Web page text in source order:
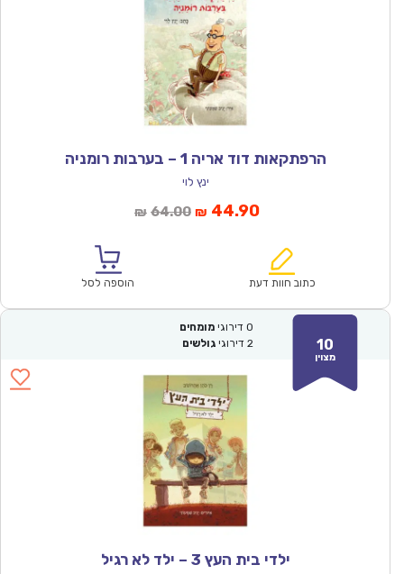
הרפתקאות דוד אריה 1 – בערבות רומניה
ינץ לוי
₪ 64.00המחיר
₪64.00.
₪ 44.90המחיר
הוא:
כתוב חוות דעת הוספה לסל
10
מצוין
0 דירוגי מומחים
2 דירוגי גולשים
ילדי בית העץ 3 – ילד לא רגיל